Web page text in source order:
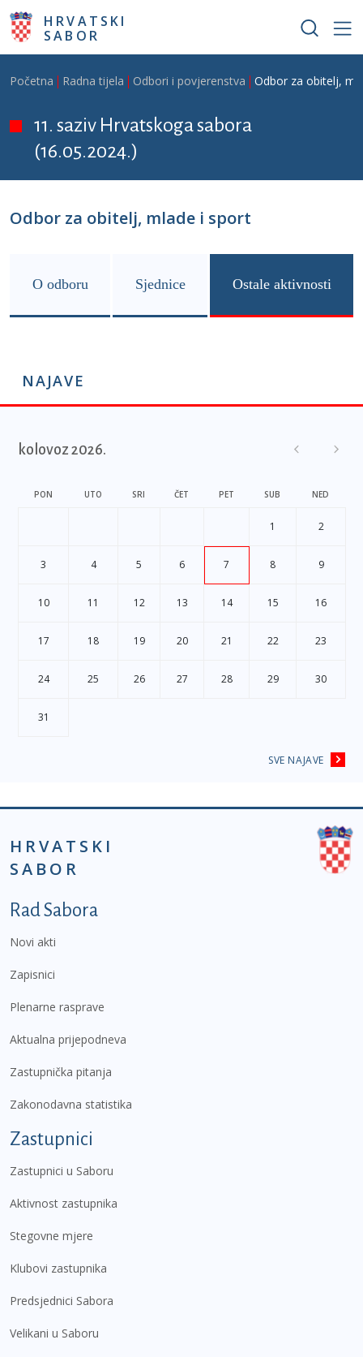
Skoči na glavni sadržaj
HRVATSKI
SABOR
Breadcrumb
Početna Radna tijela Odbori i povjerenstva Odbor za obitelj,
11. saziv Hrvatskoga sabora
(16.05.2024.)
Odbor za obitelj, mlade i sport
O odboru Sjednice Ostale aktivnosti
NAJAVE
kolovoz 2026.
PON UTO SRI ČET PET SUB NED
1 2
3 4 5 6 7 8 9
10 11 12 13 14 15 16
17 18 19 20 21 22 23
24 25 26 27 28 29 30
31
SVE NAJAVE
HRVATSKI
SABOR
Podnožje prvi izbornik
Rad Sabora
Novi akti
Zapisnici
Plenarne rasprave
Aktualna prijepodneva
Zastupnička pitanja
Zakonodavna statistika
Zastupnici
Zastupnici u Saboru
Aktivnost zastupnika
Stegovne mjere
Klubovi zastupnika
Predsjednici Sabora
Velikani u Saboru